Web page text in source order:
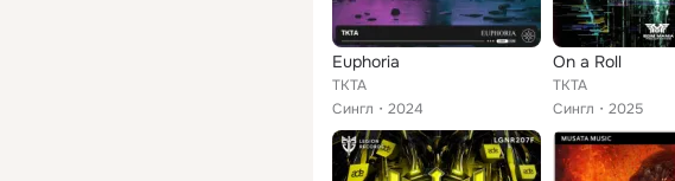
Euphoria
TKTA
Сингл
2024
On a Roll
TKTA
Сингл
2025